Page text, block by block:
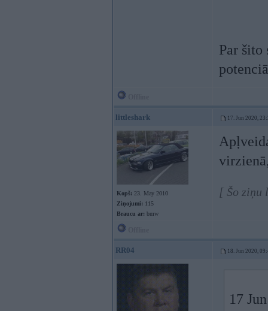
Par
littleshark 17. Jun 2020,
Kopš: 23. May 2010
Ziņojumi: 115
Braucu ar: bmw
[ Šo ziņu
RR04 18. Jun 2020,
17